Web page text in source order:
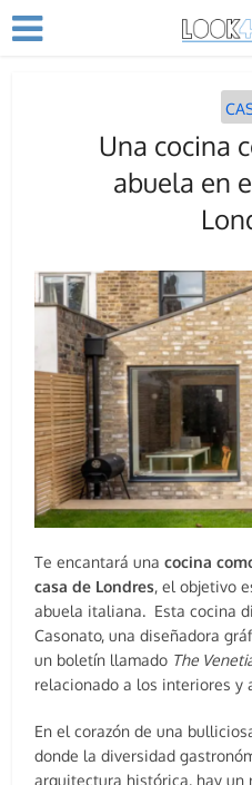
Una cocina
abuela en
Te encantará unacocina
casa de Londres, el objetivo
abuela italiana. Esta cocina
Casonato, una diseñadora
un boletín llamado The
relacionado a los interiores y
En el corazón de una
donde la diversidad
arquitectura histórica, hay un